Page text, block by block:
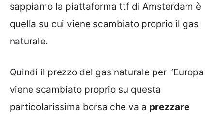
sappiamo la piattaforma ttf di Amsterdam è
quella su cui viene scambiato proprio il gas
naturale.
Quindi il prezzo del gas naturale per l’Europa
viene scambiato proprio su questa
particolarissima borsa che va a prezzare